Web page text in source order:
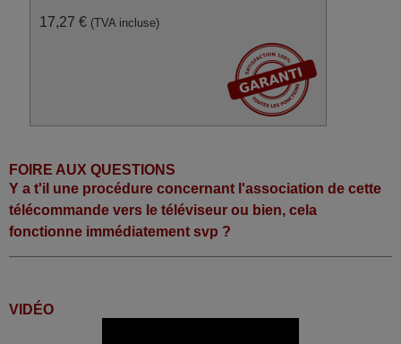
(32125DLEDDVD)
Digihome 10088760 (32180
(DLED32125HD)
Digihome 10090227 (LED22
FHD)
Digihome 10091125
Digihome 10091405 (32272
Digihome 10095228
17,27 € (TVA incluse)
FOIRE AUX QUESTIONS
Y a t'il une procédure concernant l'association de cette
télécommande vers le téléviseur ou bien, cela
fonctionne immédiatement svp ?
VIDÉO